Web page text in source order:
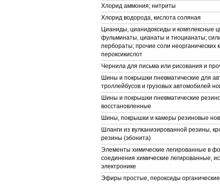
Хлорид аммония; нитриты
Хлорид водорода, кислота соляная
Цианиды, цианидоксиды и комплексные
фульминаты, цианаты и тиоцианаты;
пербораты; прочие соли неорганических
пероксикислот
Чернила для письма или рисования и
Шины и покрышки пневматические для
троллейбусов и грузовых автомобилей
Шины и покрышки пневматические
восстановленные
Шины, покрышки и камеры резиновые
Шланги из вулканизированной резины,
резины (эбонита)
Элементы химические легированные в
соединения химические легированные,
электронике
Эфиры простые, пероксиды